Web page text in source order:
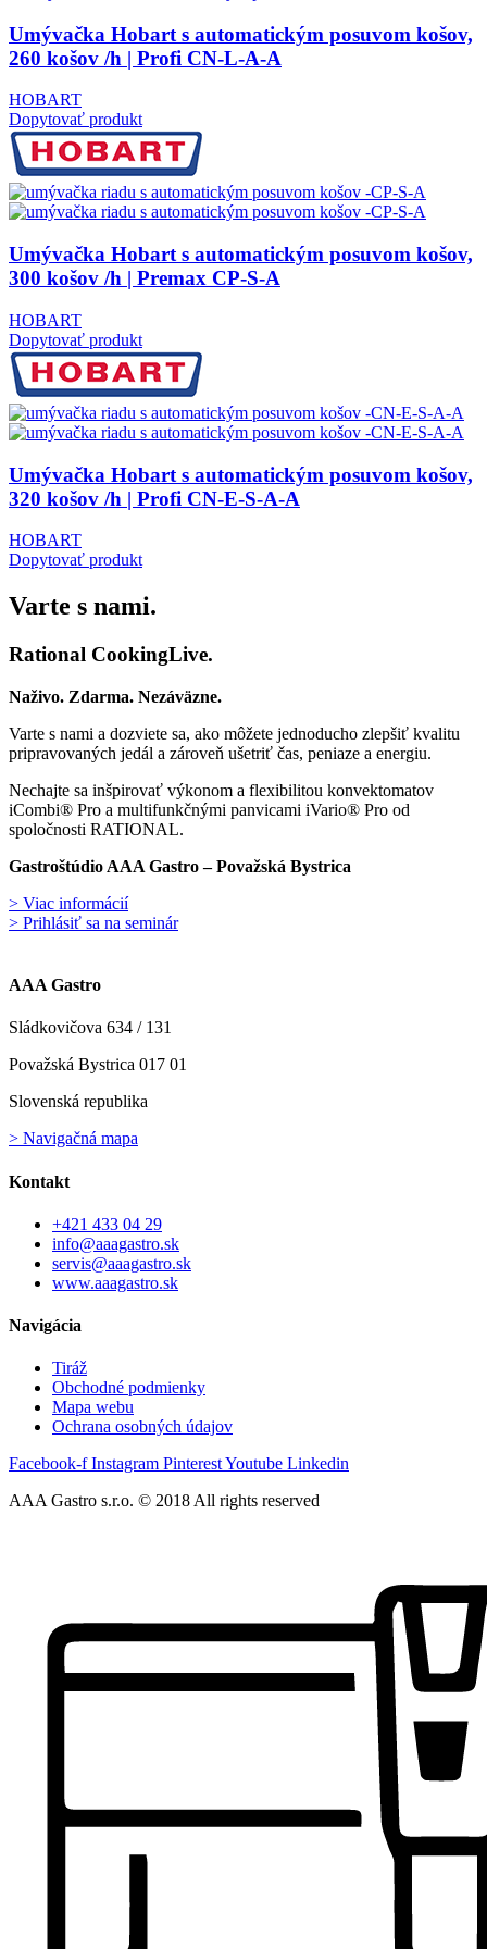
Umývačka Hobart s automatickým posuvom košov,
260 košov /h | Profi CN-L-A-A
HOBART
Dopytovať produkt
Umývačka Hobart s automatickým posuvom košov,
300 košov /h | Premax CP-S-A
HOBART
Dopytovať produkt
Umývačka Hobart s automatickým posuvom košov,
320 košov /h | Profi CN-E-S-A-A
HOBART
Dopytovať produkt
Varte s nami.
Rational CookingLive​.
Naživo. Zdarma. Nezáväzne.
Varte s nami a dozviete sa, ako môžete jednoducho zlepšiť kvalitu
pripravovaných jedál a zároveň ušetriť čas, peniaze a energiu.
Nechajte sa inšpirovať výkonom a flexibilitou konvektomatov
iCombi® Pro a multifunkčnými panvicami iVario® Pro od
spoločnosti RATIONAL.
Gastroštúdio AAA Gastro – Považská Bystrica
> Viac informácií
> Prihlásiť sa na seminár
AAA Gastro
Sládkovičova 634 / 131
Považská Bystrica 017 01
Slovenská republika
> Navigačná mapa
Kontakt
+421 433 04 29
info@aaagastro.sk
servis@aaagastro.sk
www.aaagastro.sk
Navigácia
Tiráž
Obchodné podmienky
Mapa webu
Ochrana osobných údajov
Facebook-f Instagram PinterestYoutube Linkedin
AAA Gastro s.r.o. © 2018 All rights reserved​